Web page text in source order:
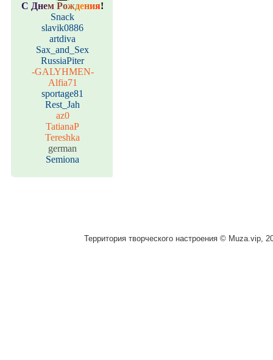
С Днем Рождения!
Snack
slavik0886
artdiva
Sax_and_Sex
RussiaPiter
-GALYHMEN-
Alfia71
sportage81
Rest_Jah
az0
TatianaP
Tereshka
german
Semiona
Территория творческого настроения © Muza.vip,